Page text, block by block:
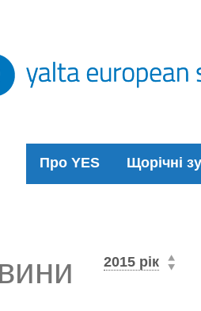
Про YES Щорічні
2015 рік